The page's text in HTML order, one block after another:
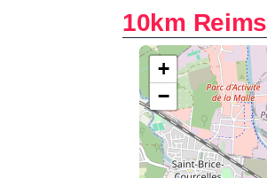
10km Reims